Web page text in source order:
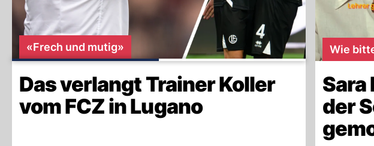
«Frech und mutig»
Das verlangt Trainer Koller
vom FCZ in Lugano
Wie
der